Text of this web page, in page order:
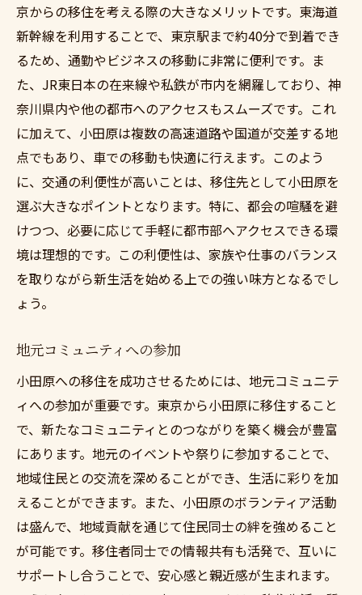
中古物件の魅力を見つける
不動産価格交渉のテクニック
保険と税金の管理
小田原での新生活を楽しむためのヒント
地域のイベントに参加する
地元の美味しい食事を堪能
周辺の観光スポットを探索
新しい趣味を始める
健康的な生活習慣を見直す
地域社会貢献活動に参加
京からの移住を考える際の大きなメリットです。東海道
新幹線を利用することで、東京駅まで約40分で到着でき
るため、通勤やビジネスの移動に非常に便利です。ま
た、JR東日本の在来線や私鉄が市内を網羅しており、神
奈川県内や他の都市へのアクセスもスムーズです。これ
に加えて、小田原は複数の高速道路や国道が交差する地
点でもあり、車での移動も快適に行えます。このよう
に、交通の利便性が高いことは、移住先として小田原を
選ぶ大きなポイントとなります。特に、都会の喧騒を避
けつつ、必要に応じて手軽に都市部へアクセスできる環
境は理想的です。この利便性は、家族や仕事のバランス
を取りながら新生活を始める上での強い味方となるでし
ょう。
地元コミュニティへの参加
小田原への移住を成功させるためには、地元コミュニテ
ィへの参加が重要です。東京から小田原に移住すること
で、新たなコミュニティとのつながりを築く機会が豊富
にあります。地元のイベントや祭りに参加することで、
地域住民との交流を深めることができ、生活に彩りを加
えることができます。また、小田原のボランティア活動
は盛んで、地域貢献を通じて住民同士の絆を強めること
が可能です。移住者同士での情報共有も活発で、互いに
サポートし合うことで、安心感と親近感が生まれます。